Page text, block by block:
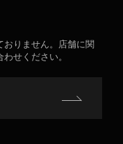
りません。店舗に関
せください。